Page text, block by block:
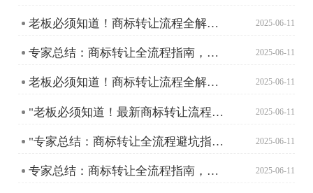
老板必须知道！商标转让流程全解析，助您轻松拥有心仪商标 2025-06-11
专家总结：商标转让全流程指南，助您轻松搞定品牌资产转移 2025-06-11
老板必须知道！商标转让流程全解析，助您轻松拥有心仪商标 2025-06-11
"老板必须知道！最新商标转让流程详解及注意事项" 2025-06-11
"专家总结：商标转让全流程避坑指南及实操技巧" 2025-06-11
专家总结：商标转让全流程指南，助您轻松搞定商标交易 2025-06-11